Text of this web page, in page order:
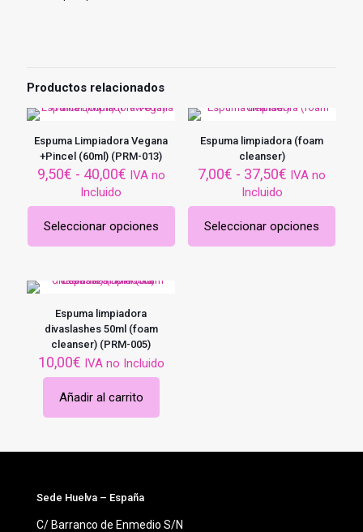
Productos relacionados
Espuma Limpiadora Vegana
+Pincel (60ml) (PRM-013)
9,50€ - 40,00€Rango
precios:
desde
9,50€
hasta
IVA no
Incluido
Seleccionar opciones
Este
producto
múltiples
variantes.
opciones
pueden
elegir
página
Espuma limpiadora (foam
cleanser)
7,00€ - 37,50€ Rango
precios:
desde
7,00€
hasta
IVA no
Incluido
Seleccionar opciones
Este
producto
Espuma limpiadora
divaslashes 50ml (foam
cleanser) (PRM-005)
10,00€ IVA no Incluido
Añadir al carrito
Sede Huelva – España
C/ Barranco de Enmedio S/N